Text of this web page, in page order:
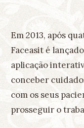
Em 2013, após
Faceasit é
aplicação
conceber
com os seus
prosseguir o